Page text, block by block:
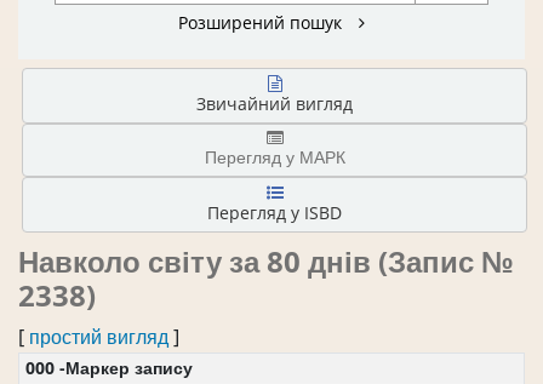
Розширений пошук
Звичайний вигляд
Перегляд у МАРК
Перегляд у ISBD
Навколо світу за 80 днів (Запис №
2338)
[ простий вигляд]
000 -Маркер запису